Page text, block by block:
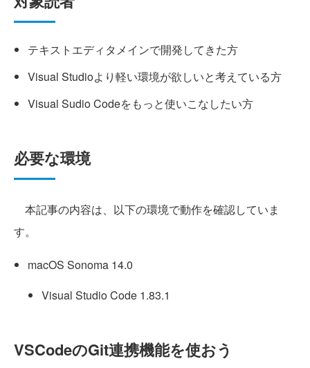
テキストエディタメインで開発してきた方
Visual Studioより軽い環境が欲しいと考えている方
Visual Sudio Codeをもっと使いこなしたい方
必要な環境
本記事の内容は、以下の環境で動作を確認していま
す。
macOS Sonoma 14.0
Visual Studio Code 1.83.1
VSCodeのGit連携機能を使おう